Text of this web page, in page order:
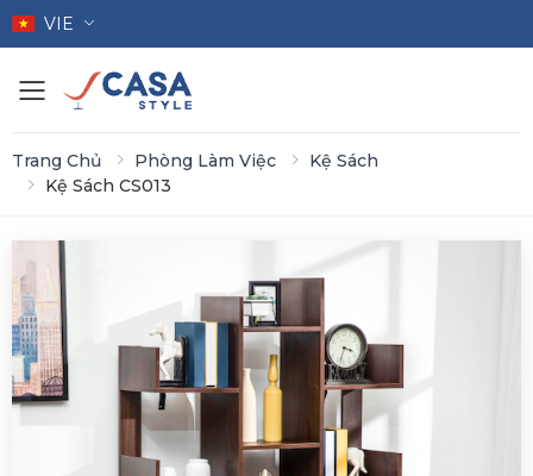
VIE
Toggle mobile menu
Trang Chủ Phòng Làm Việc
Kệ Sách
Kệ Sách CS013